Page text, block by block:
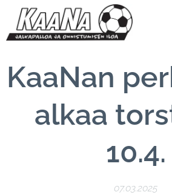
KaaNan
alkaa
10.4.
07.03.2025